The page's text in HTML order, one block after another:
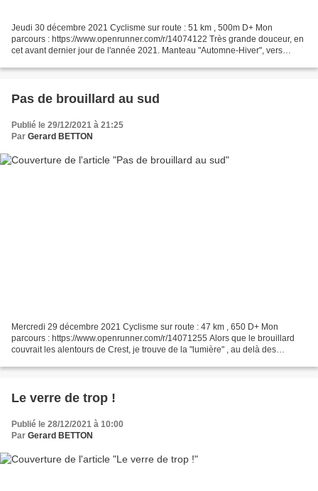
Jeudi 30 décembre 2021 Cyclisme sur route : 51 km , 500m D+ Mon
parcours : https://www.openrunner.com/r/14074122 Très grande douceur, en
cet avant dernier jour de l'année 2021. Manteau "Automne-Hiver", vers
Pas de brouillard au sud
Publié le 29/12/2021 à 21:25
Par Gerard BETTON
Mercredi 29 décembre 2021 Cyclisme sur route : 47 km , 650 D+ Mon
parcours : https://www.openrunner.com/r/14071255 Alors que le brouillard
couvrait les alentours de Crest, je trouve de la "lumière" , au delà des
Le verre de trop !
Publié le 28/12/2021 à 10:00
Par Gerard BETTON